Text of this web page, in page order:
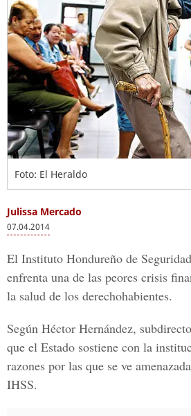
Foto: El Heraldo
Julissa Mercado
07.04.2014
El Instituto Hondureño de
enfrenta una de las peores crisis
la salud de los derechohabientes.
Según Héctor Hernández,
que el Estado sostiene con la
razones por las que se ve
IHSS.